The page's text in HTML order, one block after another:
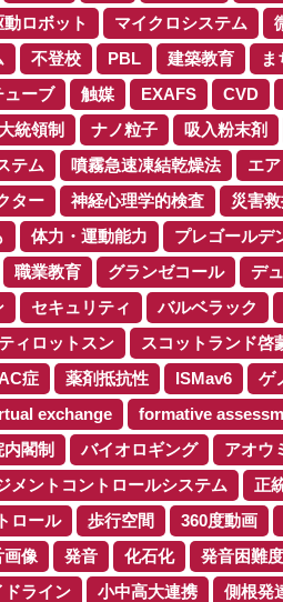
ロボット マイクロシステム
不登校 PBL 建築教育 ま
ューブ 触媒 EXAFS CVD
大統領制 ナノ粒子 吸入粉末剤
テム
噴霧急速凍結乾燥法 エ
ター
神経心理学的検査 災害
体力・運動能力 プレゴールデ
職業教育 グランゼコール デ
セキュリティ バルベラック
ティロットスン スコットランド啓
症 薬剤抵抗性 ISMav6 ゲ
exchange formative
閣制 バイオロギング アオウ
メントコントロールシステム
正
ロール
歩行空間 360度動画
画像 発音 化石化 発音困難度
ライン 小中高大連携 側根発